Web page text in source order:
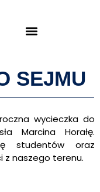
SEJMU
wycieczka do
Marcina Horałę.
studentów oraz
z naszego terenu.